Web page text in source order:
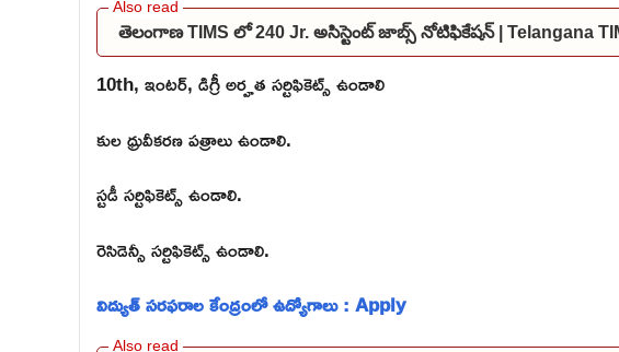
తెలంగాణ TIMS లో 240 Jr. అసిస్టెంట్ జాబ్స్ నోటిఫికేషన్ | Telangana
10th, ఇంటర్, డిగ్రీ అర్హత సర్టిఫికెట్స్ ఉండాలి
కుల ధ్రువీకరణ పత్రాలు ఉండాలి.
స్టడీ సర్టిఫికెట్స్ ఉండాలి.
రెసిడెన్సీ సర్టిఫికెట్స్ ఉండాలి.
విద్యుత్ సరఫరాల కేంద్రంలో ఉద్యోగాలు : Apply